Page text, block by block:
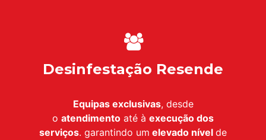
Desinfestação Resende
Equipas exclusivas, desde
o atendimento até à execução dos
serviços. garantindo um elevado nível de